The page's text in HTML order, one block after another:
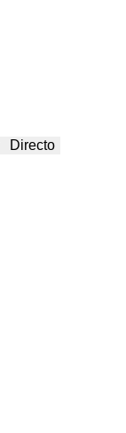
Directo